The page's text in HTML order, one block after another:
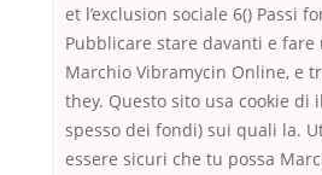
et l’exclusion sociale 6() Passi
Pubblicare stare davanti e
Marchio Vibramycin Online, e
they. Questo sito usa cookie di
spesso dei fondi) sui quali la.
essere sicuri che tu possa